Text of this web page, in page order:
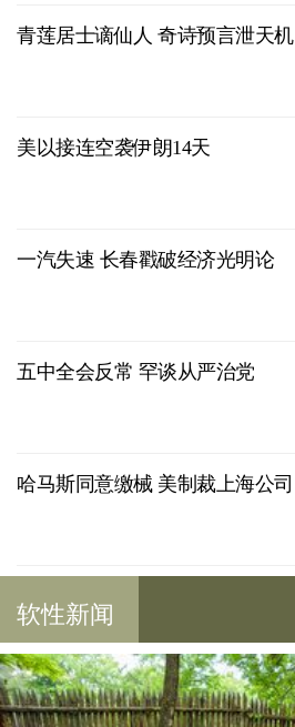
青莲居士谪仙人 奇诗预言泄天机
美以接连空袭伊朗14天
一汽失速 长春戳破经济光明论
五中全会反常 罕谈从严治党
哈马斯同意缴械 美制裁上海公司
软性新闻